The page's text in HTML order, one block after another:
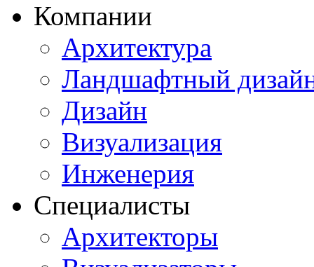
Компании
Архитектура
Ландшафтный
Дизайн
Визуализация
Инженерия
Специалисты
Архитекторы